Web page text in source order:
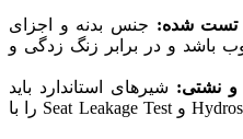
تست ‌شده: جنس بدنه و اجزای
باشد و در برابر زنگ ‌زدگی و
نشتی: شیرهای استاندارد باید
آزمایش‌ های دقیق مانند Hydrostatic Test و Seat Leakage Test را با